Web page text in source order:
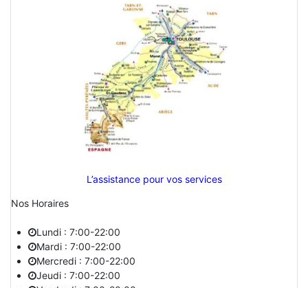
L’assistance pour vos services
Nos Horaires
Lundi : 7:00-22:00
Mardi : 7:00-22:00
Mercredi : 7:00-22:00
Jeudi : 7:00-22:00